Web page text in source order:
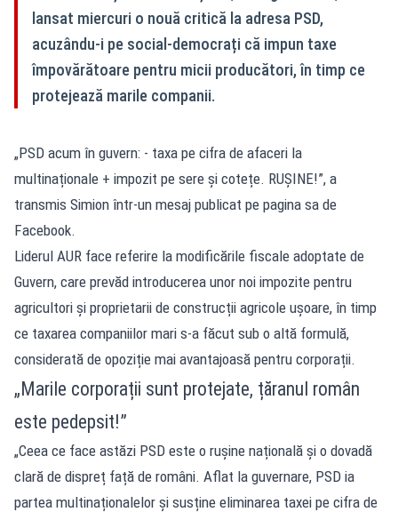
lansat miercuri o nouă critică la adresa PSD,
acuzându-i pe social-democrați că impun taxe
împovărătoare pentru micii producători, în timp ce
protejează marile companii.
„PSD acum în guvern: - taxa pe cifra de afaceri la
multinaționale + impozit pe sere și cotețe. RUȘINE!”, a
transmis Simion într-un mesaj publicat pe pagina sa de
Facebook.
Liderul AUR face referire la modificările fiscale adoptate de
Guvern, care prevăd introducerea unor noi impozite pentru
agricultori și proprietarii de construcții agricole ușoare, în timp
ce taxarea companiilor mari s-a făcut sub o altă formulă,
considerată de opoziție mai avantajoasă pentru corporații.
„Marile corporații sunt protejate, țăranul român
este pedepsit!”
„Ceea ce face astăzi PSD este o rușine națională și o dovadă
clară de dispreț față de români. Aflat la guvernare, PSD ia
partea multinaționalelor și susține eliminarea taxei pe cifra de